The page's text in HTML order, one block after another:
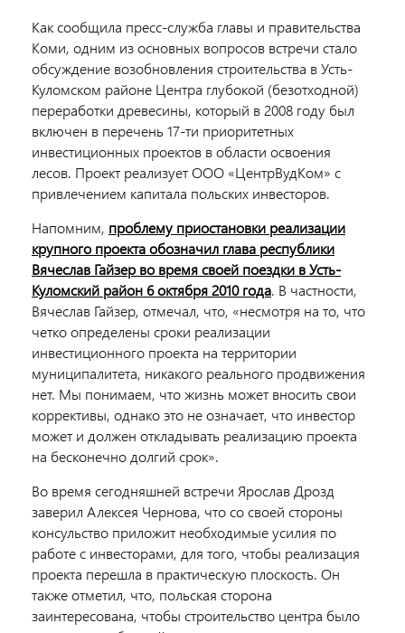
Как сообщила пресс-служба главы и правительства
Коми, одним из основных вопросов встречи стало
обсуждение возобновления строительства в Усть-
Куломском районе Центра глубокой (безотходной)
переработки древесины, который в 2008 году был
включен в перечень 17-ти приоритетных
инвестиционных проектов в области освоения
лесов. Проект реализует ООО «ЦентрВудКом» с
привлечением капитала польских инвесторов.
Напомним, проблему приостановки реализации
крупного проекта обозначил глава республики
Вячеслав Гайзер во время своей поездки в Усть-
Куломский район 6 октября 2010 года. В частности,
Вячеслав Гайзер, отмечал, что, «несмотря на то, что
четко определены сроки реализации
инвестиционного проекта на территории
муниципалитета, никакого реального продвижения
нет. Мы понимаем, что жизнь может вносить свои
коррективы, однако это не означает, что инвестор
может и должен откладывать реализацию проекта
на бесконечно долгий срок».
Во время сегодняшней встречи Ярослав Дрозд
заверил Алексея Чернова, что со своей стороны
консульство приложит необходимые усилия по
работе с инвесторами, для того, чтобы реализация
проекта перешла в практическую плоскость. Он
также отметил, что, польская сторона
заинтересована, чтобы строительство центра было